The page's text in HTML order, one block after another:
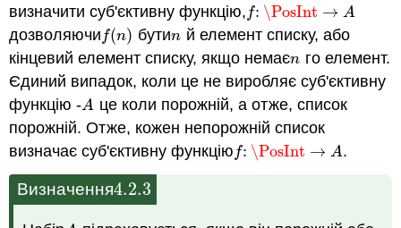
визначити суб'єктивну функцію, f: \PosInt → A
f:\PosInt→ A
дозволяючи f(n)
f(n) бутиn
n й елемент списку, або
кінцевий елемент списку, якщо немаєn
n го елемент.
Єдиний випадок, коли це не виробляє суб'єктивну
функцію -A
A це коли порожній, а отже, список
порожній. Отже, кожен непорожній список
визначає суб'єктивну функцію f: \PosInt → A
f:\PosInt→ A .
Визначення4.2.3
4.2.3